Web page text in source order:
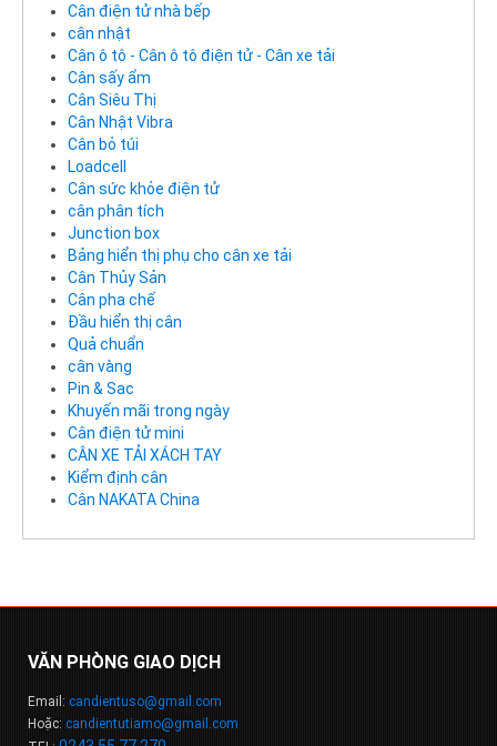
Cân điện tử nhà bếp
cân nhật
Cân ô tô - Cân ô tô điện tử - Cân xe tải
Cân sấy ẩm
Cân Siêu Thị
Cân Nhật Vibra
Cân bỏ túi
Loadcell
Cân sức khỏe điện tử
cân phân tích
Junction box
Bảng hiển thị phụ cho cân xe tải
Cân Thủy Sản
Cân pha chế
Đầu hiển thị cân
Quả chuẩn
cân vàng
Pin & Sac
Khuyến mãi trong ngày
Cân điện tử mini
CÂN XE TẢI XÁCH TAY
Kiểm định cân
Cân NAKATA China
VĂN PHÒNG GIAO DỊCH
Email: candientuso@gmail.com
Hoặc: candientutiamo@gmail.com